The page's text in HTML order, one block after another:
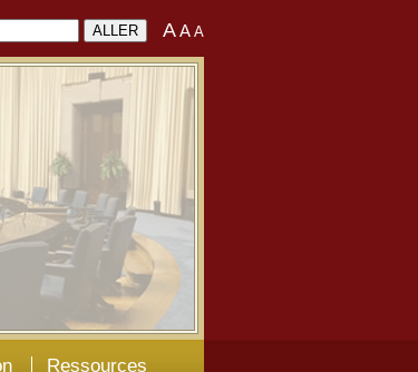
AA A
Ressources